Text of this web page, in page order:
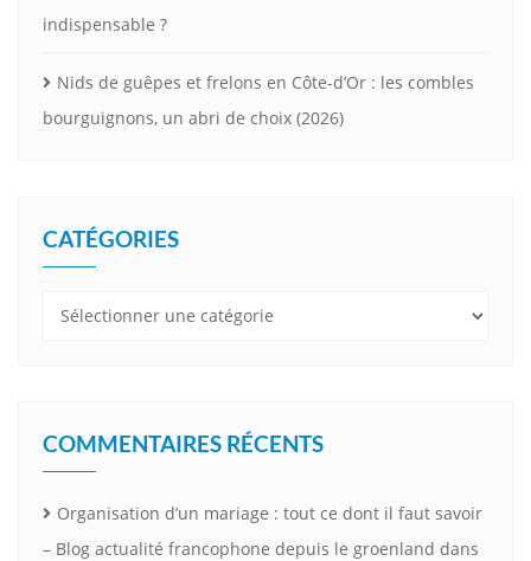
indispensable ?
Nids de guêpes et frelons en Côte-d’Or : les combles
bourguignons, un abri de choix (2026)
CATÉGORIES
Catégories
COMMENTAIRES RÉCENTS
Organisation d’un mariage : tout ce dont il faut savoir
– Blog actualité francophone depuis le groenland dans